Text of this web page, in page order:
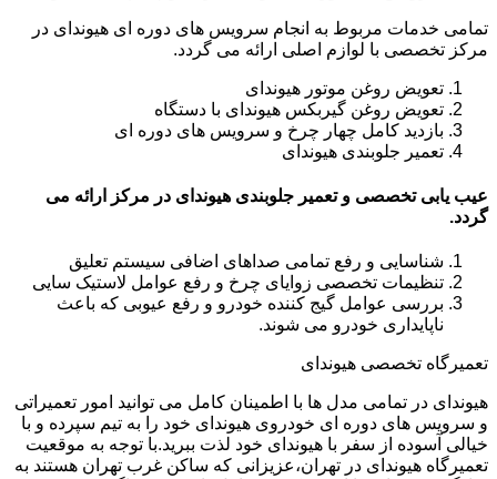
تمامی خدمات مربوط به انجام سرویس های دوره ای هیوندای در
مرکز تخصصی با لوازم اصلی ارائه می گردد.
تعویض روغن موتور هیوندای
تعویض روغن گیربکس هیوندای با دستگاه
بازدید کامل چهار چرخ و سرویس های دوره ای
تعمیر جلوبندی هیوندای
عیب یابی تخصصی و تعمیر جلوبندی هیوندای در مرکز ارائه می
گردد.
شناسایی و رفع تمامی صداهای اضافی سیستم تعلیق
تنظیمات تخصصی زوایای چرخ و رفع عوامل لاستیک سایی
بررسی عوامل گیج کننده خودرو و رفع عیوبی که باعث
ناپایداری خودرو می شوند.
تعمیرگاه تخصصی هیوندای
هیوندای در تمامی مدل ها با اطمینان کامل می توانید امور تعمیراتی
و سرویس های دوره ای خودروی هیوندای خود را به تیم سپرده و با
خیالی آسوده از سفر با هیوندای خود لذت ببرید.با توجه به موقعیت
تعمیرگاه هیوندای در تهران،عزیزانی که ساکن غرب تهران هستند به